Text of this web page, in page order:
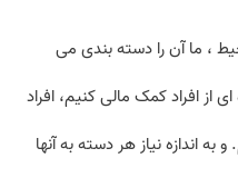
، ما آن را دسته بندی می
از افراد کمک مالی کنیم، افراد
اندازه نیاز هر دسته به آنها